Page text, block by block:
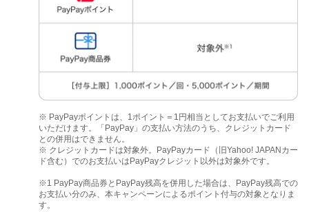
※ PayPayポイントは、1ポイント＝1円相当としてお支払いでご利用
いただけます。「PayPay」の支払い方法のうち、クレジットカード
との併用はできません。
※ クレジットカードは対象外。PayPayカード（旧Yahoo! JAPANカー
ド含む）でのお支払いはPayPayクレジット以外は対象外です。
※1 PayPay商品券とPayPay残高を併用した場合は、PayPay残高での
お支払い分のみ、本キャンペーンによるポイント付与の対象となりま
す。